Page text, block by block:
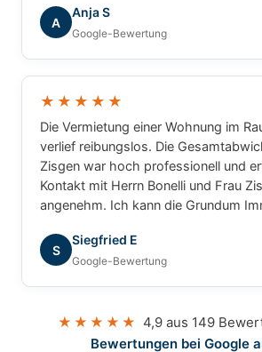
A
Anja S
Google-Bewertung
★★★★★
Die Vermietung einer Wohnung im
verlief reibungslos. Die
Zisgen war hoch professionell und
Kontakt mit Herrn Bonelli und Frau
angenehm. Ich kann die Grundum
S
Siegfried E
Google-Bewertung
★★★★★ 4,9 aus 149
Bewertungen bei Google